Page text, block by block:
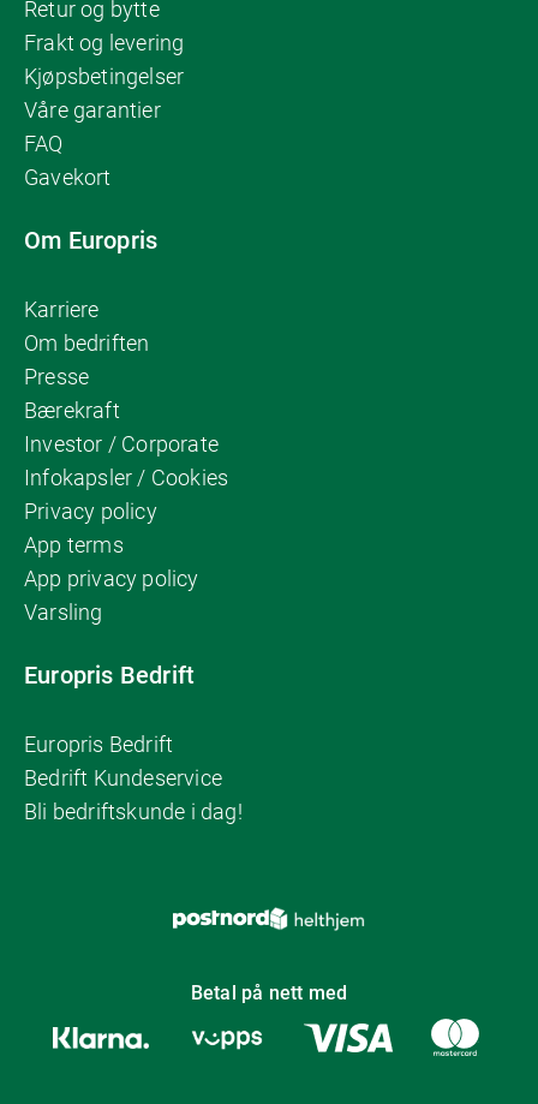
Retur og bytte
Frakt og levering
Kjøpsbetingelser
Våre garantier
FAQ
Gavekort
Om Europris
Karriere
Om bedriften
Presse
Bærekraft
Investor / Corporate
Infokapsler / Cookies
Privacy policy
App terms
App privacy policy
Varsling
Europris Bedrift
Europris Bedrift
Bedrift Kundeservice
Bli bedriftskunde i dag!
Betal på nett med